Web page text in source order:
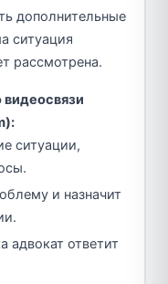
дополнительные
ситуация
рассмотрена.
видеосвязи
ситуации,
и назначит
адвокат ответит